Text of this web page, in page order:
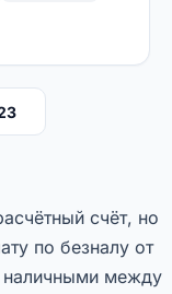
счёт, но
по безналу от
наличными между